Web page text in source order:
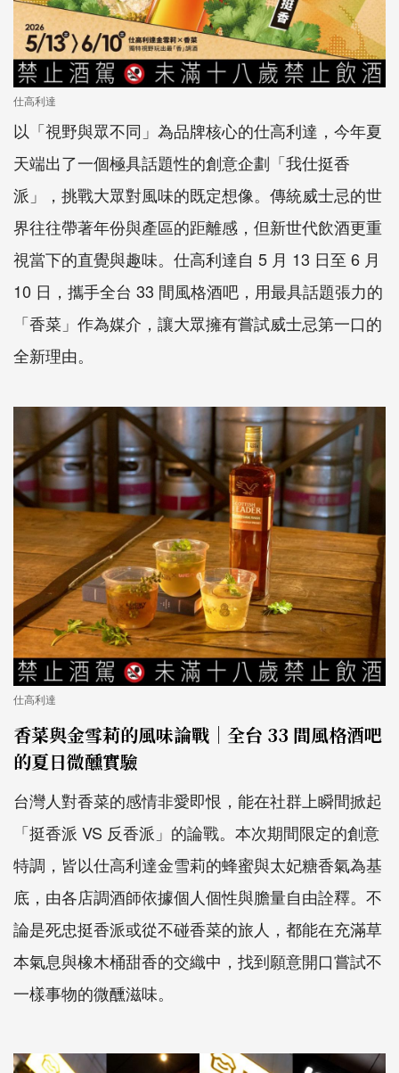
仕高利達
以「視野與眾不同」為品牌核心的仕高利達，今年夏
天端出了一個極具話題性的創意企劃「我仕挺香
派」，挑戰大眾對風味的既定想像。傳統威士忌的世
界往往帶著年份與產區的距離感，但新世代飲酒更重
視當下的直覺與趣味。仕高利達自 5 月 13 日至 6 月
10 日，攜手全台 33 間風格酒吧，用最具話題張力的
「香菜」作為媒介，讓大眾擁有嘗試威士忌第一口的
全新理由。
仕高利達
香菜與金雪莉的風味論戰｜全台 33 間風格酒吧
的夏日微醺實驗
台灣人對香菜的感情非愛即恨，能在社群上瞬間掀起
「挺香派 VS 反香派」的論戰。本次期間限定的創意
特調，皆以仕高利達金雪莉的蜂蜜與太妃糖香氣為基
底，由各店調酒師依據個人個性與膽量自由詮釋。不
論是死忠挺香派或從不碰香菜的旅人，都能在充滿草
本氣息與橡木桶甜香的交織中，找到願意開口嘗試不
一樣事物的微醺滋味。